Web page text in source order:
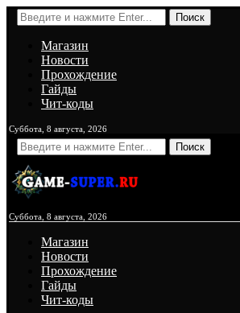
Поиск
Магазин
Новости
Прохождение
Гайды
Чит-коды
Суббота, 8 августа, 2026
Поиск
Суббота, 8 августа, 2026
Магазин
Новости
Прохождение
Гайды
Чит-коды